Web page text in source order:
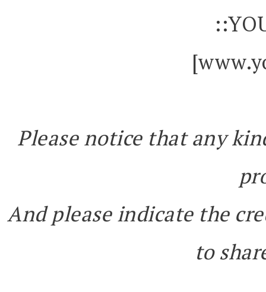
Please notice that any
And please indicate the
to